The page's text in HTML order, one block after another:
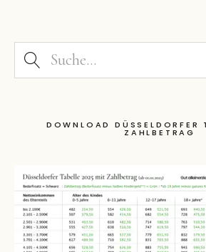
DOWNLOAD DÜSSELDORFER
ZAHLBETRAG